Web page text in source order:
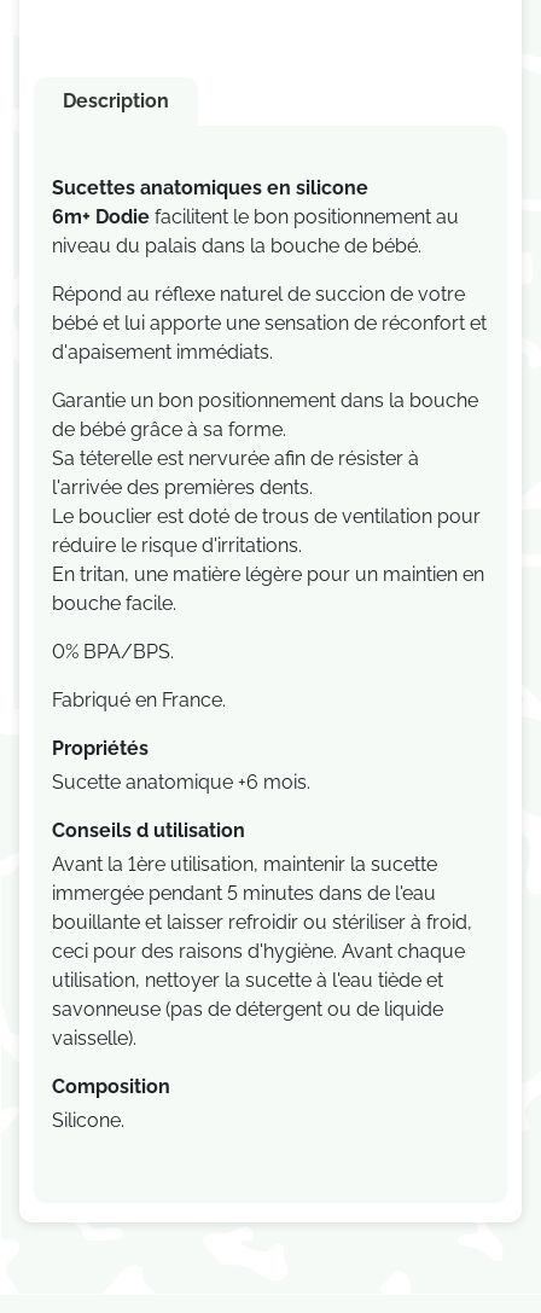
Description
Sucettes anatomiques en silicone
6m+ Dodiefacilitent le bon positionnement au
niveau du palais dans la bouche de bébé.
Répond au réflexe naturel de succion de votre
bébé et lui apporte une sensation de réconfort et
d'apaisement immédiats.
Garantie un bon positionnement dans la bouche
de bébé grâce à sa forme.
Sa téterelle est nervurée afin de résister à
l'arrivée des premières dents.
Le bouclier est doté de trous de ventilation pour
réduire le risque d'irritations.
En tritan, une matière légère pour un maintien en
bouche facile.
0% BPA/BPS.
Fabriqué en France.
Propriétés
Sucette anatomique +6 mois.
Conseils d utilisation
Avant la 1ère utilisation, maintenir la sucette
immergée pendant 5 minutes dans de l'eau
bouillante et laisser refroidir ou stériliser à froid,
ceci pour des raisons d'hygiène. Avant chaque
utilisation, nettoyer la sucette à l'eau tiède et
savonneuse (pas de détergent ou de liquide
vaisselle).
Composition
Silicone.